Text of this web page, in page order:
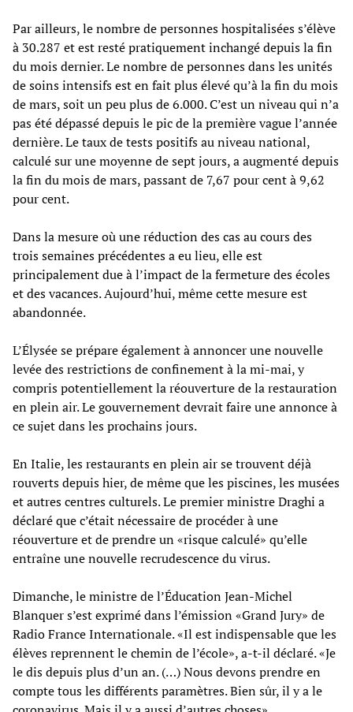
Par ailleurs, le nombre de personnes hospitalisées s’élève
à 30.287 et est resté pratiquement inchangé depuis la fin
du mois dernier. Le nombre de personnes dans les unités
de soins intensifs est en fait plus élevé qu’à la fin du mois
de mars, soit un peu plus de 6.000. C’est un niveau qui n’a
pas été dépassé depuis le pic de la première vague l’année
dernière. Le taux de tests positifs au niveau national,
calculé sur une moyenne de sept jours, a augmenté depuis
la fin du mois de mars, passant de 7,67 pour cent à 9,62
pour cent.
Dans la mesure où une réduction des cas au cours des
trois semaines précédentes a eu lieu, elle est
principalement due à l’impact de la fermeture des écoles
et des vacances. Aujourd’hui, même cette mesure est
abandonnée.
L’Élysée se prépare également à annoncer une nouvelle
levée des restrictions de confinement à la mi-mai, y
compris potentiellement la réouverture de la restauration
en plein air. Le gouvernement devrait faire une annonce à
ce sujet dans les prochains jours.
En Italie, les restaurants en plein air se trouvent déjà
rouverts depuis hier, de même que les piscines, les musées
et autres centres culturels. Le premier ministre Draghi a
déclaré que c’était nécessaire de procéder à une
réouverture et de prendre un «risque calculé» qu’elle
entraîne une nouvelle recrudescence du virus.
Dimanche, le ministre de l’Éducation Jean-Michel
Blanquer s’est exprimé dans l’émission «Grand Jury» de
Radio France Internationale. «Il est indispensable que les
élèves reprennent le chemin de l’école», a-t-il déclaré. «Je
le dis depuis plus d’un an. (…) Nous devons prendre en
compte tous les différents paramètres. Bien sûr, il y a le